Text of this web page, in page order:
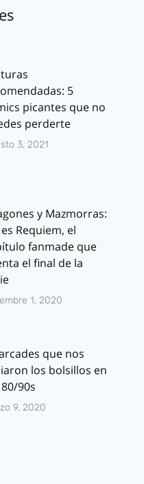
5
picantes que no
perderte
3, 2021
y Mazmorras:
Requiem, el
fanmade que
el final de la
1, 2020
que nos
los bolsillos en
90s
9, 2020